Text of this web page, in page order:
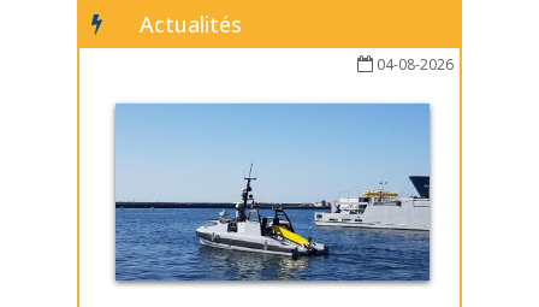
Actualités
04-08-2026